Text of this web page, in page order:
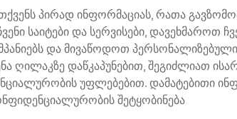
LIFE WORLD RUN 2025
თქვენს პირად ინფორმაციას, რათა
საიტები და სერვისები, დავეხმაროთ
და მივაწოდოთ
ღილაკზე დაწკაპუნებით, შეგიძლიათ
უფლებებით. დამატებითი
შეტყობინება